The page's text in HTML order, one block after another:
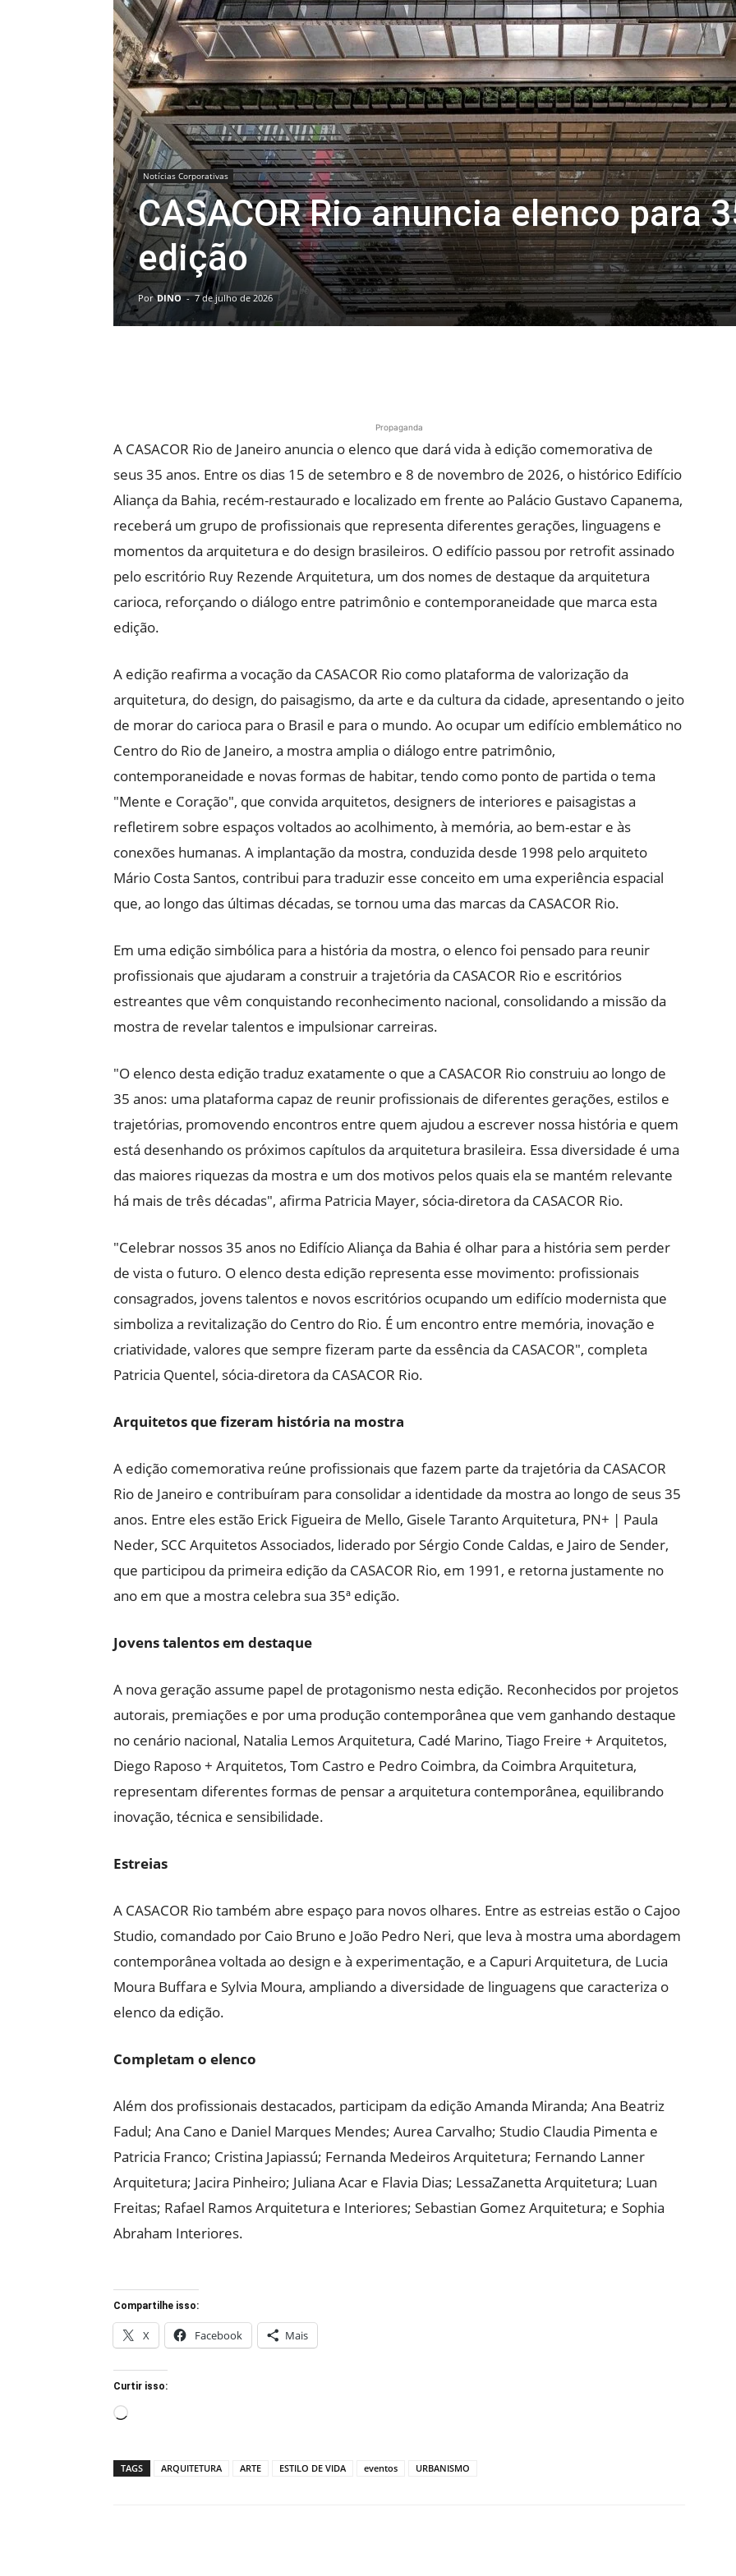
Notícias Corporativas
CASACOR Rio anuncia elenco para
edição
Por DINO - 7 de julho de 2026
Propaganda
A CASACOR Rio de Janeiro anuncia o elenco que dará vida à edição comemorativa de
seus 35 anos. Entre os dias 15 de setembro e 8 de novembro de 2026, o histórico Edifício
Aliança da Bahia, recém-restaurado e localizado em frente ao Palácio Gustavo Capanema,
receberá um grupo de profissionais que representa diferentes gerações, linguagens e
momentos da arquitetura e do design brasileiros. O edifício passou por retrofit assinado
pelo escritório Ruy Rezende Arquitetura, um dos nomes de destaque da arquitetura
carioca, reforçando o diálogo entre patrimônio e contemporaneidade que marca esta
edição.
A edição reafirma a vocação da CASACOR Rio como plataforma de valorização da
arquitetura, do design, do paisagismo, da arte e da cultura da cidade, apresentando o jeito
de morar do carioca para o Brasil e para o mundo. Ao ocupar um edifício emblemático no
Centro do Rio de Janeiro, a mostra amplia o diálogo entre patrimônio,
contemporaneidade e novas formas de habitar, tendo como ponto de partida o tema
"Mente e Coração", que convida arquitetos, designers de interiores e paisagistas a
refletirem sobre espaços voltados ao acolhimento, à memória, ao bem-estar e às
conexões humanas. A implantação da mostra, conduzida desde 1998 pelo arquiteto
Mário Costa Santos, contribui para traduzir esse conceito em uma experiência espacial
que, ao longo das últimas décadas, se tornou uma das marcas da CASACOR Rio.
Em uma edição simbólica para a história da mostra, o elenco foi pensado para reunir
profissionais que ajudaram a construir a trajetória da CASACOR Rio e escritórios
estreantes que vêm conquistando reconhecimento nacional, consolidando a missão da
mostra de revelar talentos e impulsionar carreiras.
"O elenco desta edição traduz exatamente o que a CASACOR Rio construiu ao longo de
35 anos: uma plataforma capaz de reunir profissionais de diferentes gerações, estilos e
trajetórias, promovendo encontros entre quem ajudou a escrever nossa história e quem
está desenhando os próximos capítulos da arquitetura brasileira. Essa diversidade é uma
das maiores riquezas da mostra e um dos motivos pelos quais ela se mantém relevante
há mais de três décadas", afirma Patricia Mayer, sócia-diretora da CASACOR Rio.
"Celebrar nossos 35 anos no Edifício Aliança da Bahia é olhar para a história sem perder
de vista o futuro. O elenco desta edição representa esse movimento: profissionais
consagrados, jovens talentos e novos escritórios ocupando um edifício modernista que
simboliza a revitalização do Centro do Rio. É um encontro entre memória, inovação e
criatividade, valores que sempre fizeram parte da essência da CASACOR", completa
Patricia Quentel, sócia-diretora da CASACOR Rio.
Arquitetos que fizeram história na mostra
A edição comemorativa reúne profissionais que fazem parte da trajetória da CASACOR
Rio de Janeiro e contribuíram para consolidar a identidade da mostra ao longo de seus 35
anos. Entre eles estão Erick Figueira de Mello, Gisele Taranto Arquitetura, PN+ | Paula
Neder, SCC Arquitetos Associados, liderado por Sérgio Conde Caldas, e Jairo de Sender,
que participou da primeira edição da CASACOR Rio, em 1991, e retorna justamente no
ano em que a mostra celebra sua 35ª edição.
Jovens talentos em destaque
A nova geração assume papel de protagonismo nesta edição. Reconhecidos por projetos
autorais, premiações e por uma produção contemporânea que vem ganhando destaque
no cenário nacional, Natalia Lemos Arquitetura, Cadé Marino, Tiago Freire + Arquitetos,
Diego Raposo + Arquitetos, Tom Castro e Pedro Coimbra, da Coimbra Arquitetura,
representam diferentes formas de pensar a arquitetura contemporânea, equilibrando
inovação, técnica e sensibilidade.
Estreias
A CASACOR Rio também abre espaço para novos olhares. Entre as estreias estão o Cajoo
Studio, comandado por Caio Bruno e João Pedro Neri, que leva à mostra uma abordagem
contemporânea voltada ao design e à experimentação, e a Capuri Arquitetura, de Lucia
Moura Buffara e Sylvia Moura, ampliando a diversidade de linguagens que caracteriza o
elenco da edição.
Completam o elenco
Além dos profissionais destacados, participam da edição Amanda Miranda; Ana Beatriz
Fadul; Ana Cano e Daniel Marques Mendes; Aurea Carvalho; Studio Claudia Pimenta e
Patricia Franco; Cristina Japiassú; Fernanda Medeiros Arquitetura; Fernando Lanner
Arquitetura; Jacira Pinheiro; Juliana Acar e Flavia Dias; LessaZanetta Arquitetura; Luan
Freitas; Rafael Ramos Arquitetura e Interiores; Sebastian Gomez Arquitetura; e Sophia
Abraham Interiores.
Compartilhe isso:
X Facebook Mais
Curtir isso:
Carregando...
TAGS ARQUITETURA ARTE ESTILO DE VIDA eventos URBANISMO